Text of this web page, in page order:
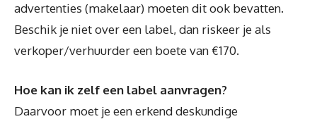
advertenties (makelaar) moeten dit ook bevatten.
Beschik je niet over een label, dan riskeer je als
verkoper/verhuurder een boete van €170.
Hoe kan ik zelf een label aanvragen?
Daarvoor moet je een erkend deskundige